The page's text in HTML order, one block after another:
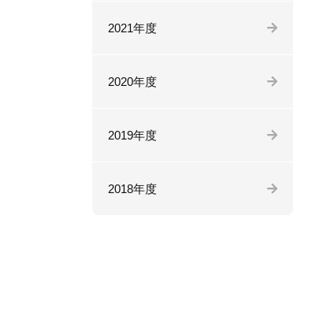
2021年度
2020年度
2019年度
2018年度